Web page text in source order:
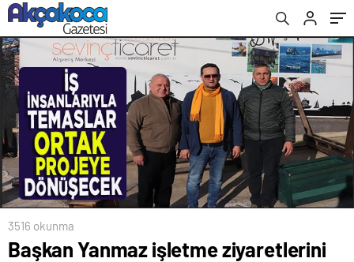
3516 okunma
Başkan Yanmaz işletme ziyaretlerini